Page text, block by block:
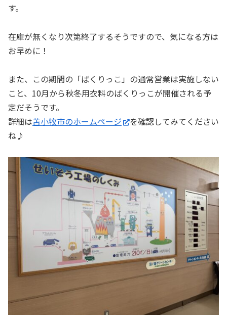
す。
在庫が無くなり次第終了するそうですので、気になる方は
お早めに！
また、この期間の「ばくりっこ」の通常営業は実施しない
こと、10月から秋冬用衣料のばくりっこが開催される予
定だそうです。
詳細は苫小牧市のホームページ
を確認してみてください
ね♪